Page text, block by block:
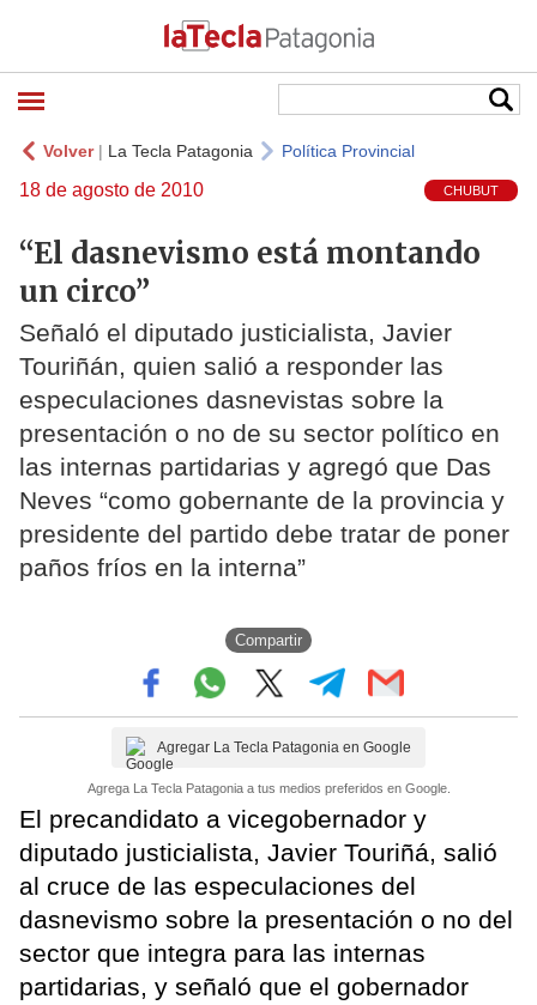
Volver| La Tecla Patagonia Política Provincial
18 de agosto de 2010 CHUBUT
“El dasnevismo está montando
un circo”
Señaló el diputado justicialista, Javier
Touriñán, quien salió a responder las
especulaciones dasnevistas sobre la
presentación o no de su sector político en
las internas partidarias y agregó que Das
Neves “como gobernante de la provincia y
presidente del partido debe tratar de poner
paños fríos en la interna”
Compartir
Agregar La Tecla Patagonia en Google
Agrega La Tecla Patagonia a tus medios preferidos en Google.
El precandidato a vicegobernador y
diputado justicialista, Javier Touriñá, salió
al cruce de las especulaciones del
dasnevismo sobre la presentación o no del
sector que integra para las internas
partidarias, y señaló que el gobernador